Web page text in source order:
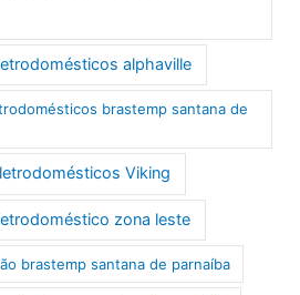
alphaville
brastemp santana de
Viking
zona leste
brastemp santana de parnaíba